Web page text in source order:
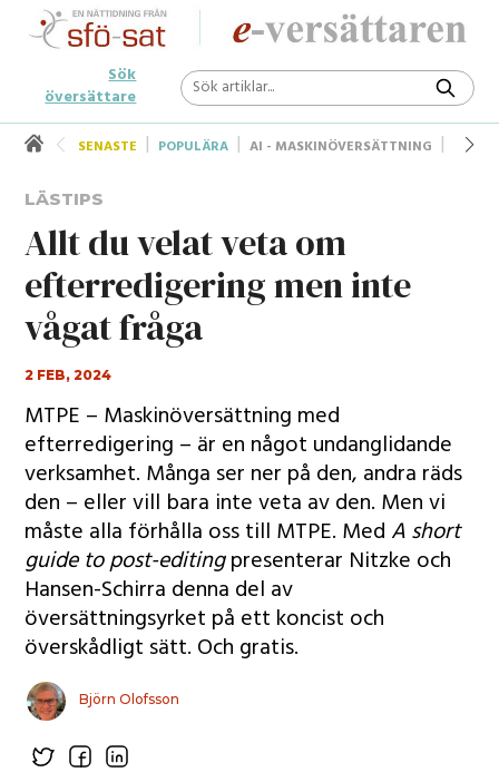
Sök
översättare
SENASTE POPULÄRA AI - MASKINÖVERSÄTTNING
LÄSTIPS
Allt du velat veta om
efterredigering men inte
vågat fråga
2 FEB, 2024
MTPE – Maskinöversättning med
efterredigering – är en något undanglidande
verksamhet. Många ser ner på den, andra räds
den – eller vill bara inte veta av den. Men vi
måste alla förhålla oss till MTPE. Med A short
guide to post-editingpresenterar Nitzke och
Hansen-Schirra denna del av
översättningsyrket på ett koncist och
överskådligt sätt. Och gratis.
Björn Olofsson